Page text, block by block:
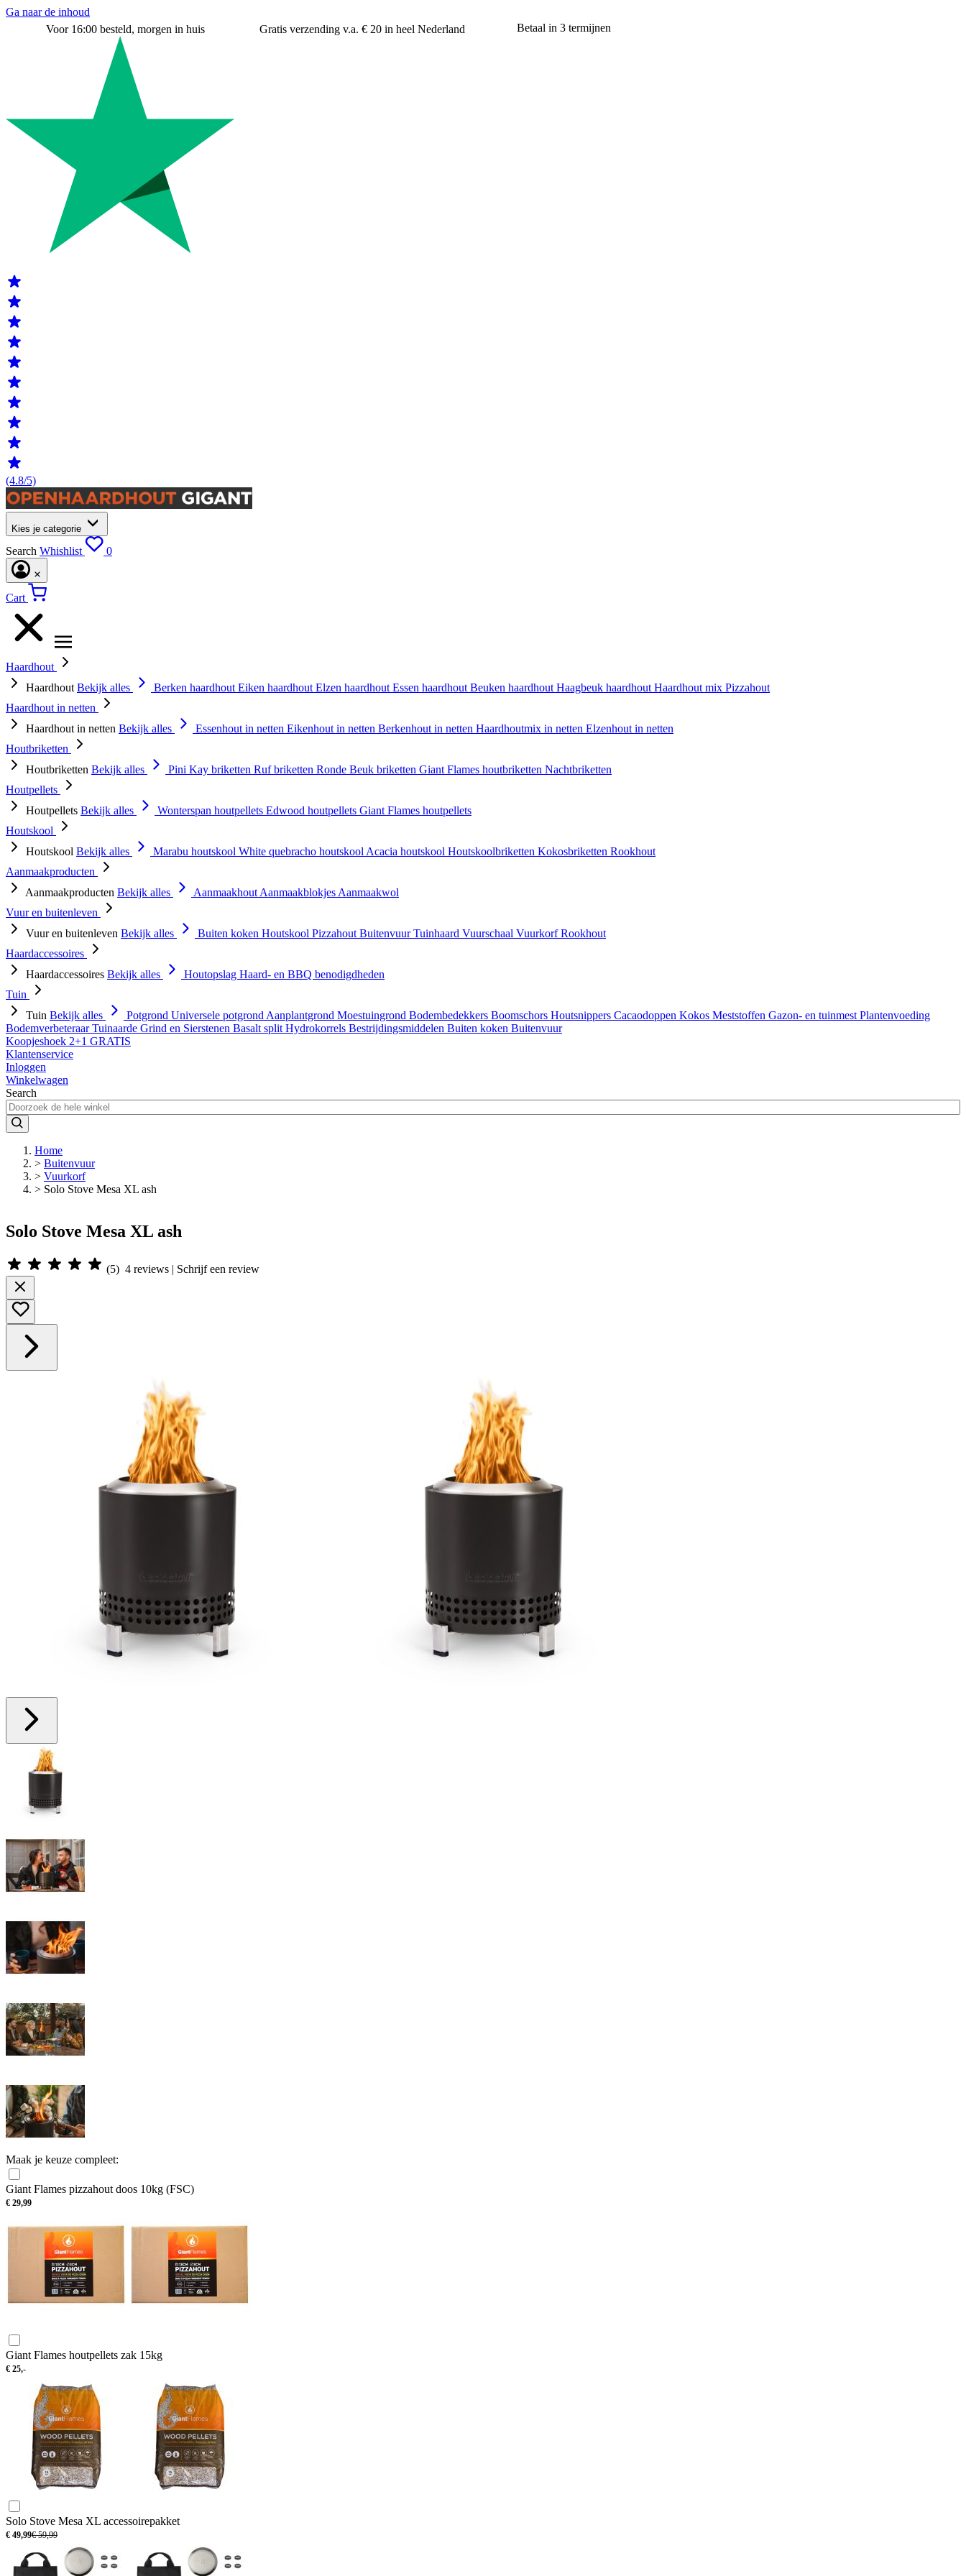
Ga naar de inhoud
Voor 16:00 besteld, morgen in huis
Gratis verzending v.a. € 20 in heel Nederland Betaal in 3 termijnen
(4.8/5)
Kies je categorie
Search Whishlist 0
Cart
Haardhout
Haardhout Bekijk alles Berken haardhout Eiken haardhout Elzen haardhout Essen haardhout Beuken haardhout Haagbeuk haardhout Haardhout mix Pizzahout
Haardhout in netten
Haardhout in netten Bekijk alles Essenhout in netten Eikenhout in netten Berkenhout in netten Haardhoutmix in netten Elzenhout in netten
Houtbriketten
Houtbriketten Bekijk alles Pini Kay briketten Ruf briketten Ronde Beuk briketten Giant Flames houtbriketten Nachtbriketten
Houtpellets
Houtpellets Bekijk alles Wonterspan houtpellets Edwood houtpellets Giant Flames houtpellets
Houtskool
Houtskool Bekijk alles Marabu houtskool White quebracho houtskool Acacia houtskool Houtskoolbriketten Kokosbriketten Rookhout
Aanmaakproducten
Aanmaakproducten Bekijk alles Aanmaakhout Aanmaakblokjes Aanmaakwol
Vuur en buitenleven
Vuur en buitenleven Bekijk alles Buiten koken Houtskool Pizzahout BuitenvuurTuinhaard Vuurschaal VuurkorfRookhout
Haardaccessoires
Haardaccessoires Bekijk alles Houtopslag Haard- en BBQ benodigdheden
Tuin
Tuin Bekijk alles Potgrond Universele potgrond Aanplantgrond Moestuingrond Bodembedekkers Boomschors Houtsnippers Cacaodoppen Kokos Meststoffen Gazon- en tuinmest Plantenvoeding
BodemverbeteraarTuinaarde Grind en Sierstenen Basalt split Hydrokorrels Bestrijdingsmiddelen Buiten koken Buitenvuur
Koopjeshoek 2+1 GRATIS
Klantenservice
Inloggen
Winkelwagen
Search
Home
> Buitenvuur
> Vuurkorf
> Solo Stove Mesa XL ash
Solo Stove Mesa XL ash
(5) 4 reviews | Schrijf een review
Maak je keuze compleet:
Giant Flames pizzahout doos 10kg (FSC)
€ 29,99
Giant Flames houtpellets zak 15kg
€ 25,-
Solo Stove Mesa XL accessoirepakket
€ 49,99€59,99